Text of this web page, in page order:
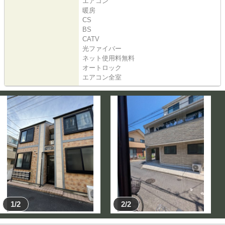
暖房
CS
BS
CATV
光ファイバー
ネット使用料無料
オートロック
エアコン全室
1/2 2/2